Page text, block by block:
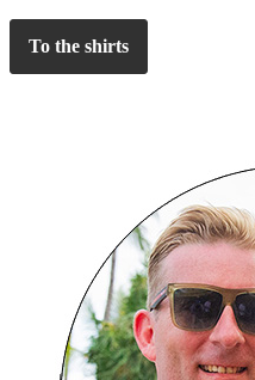
To the shirts